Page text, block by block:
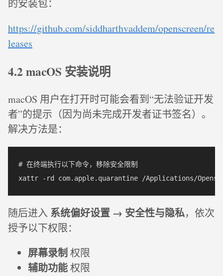
的安装包：
https://github.com/siddharthvaddem/openscreen/re
leases
4.2 macOS 安装说明
macOS 用户在打开时可能会看到“无法验证开发
者”的提示（因为尚未完成开发者证书签名）。
解决方法是：
# 在终端执行以下命令，移除安全限制
随后进入 系统偏好设置 → 安全性与隐私，依次
授予以下权限：
屏幕录制权限
辅助功能权限